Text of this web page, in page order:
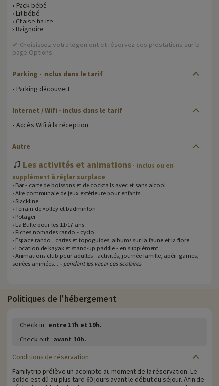
• Pack bébé
› Lit bébé
› Chaise haute
› Baignoire
✔ Choisissez votre logement et réservez ces prestations sur la
page Options
Parking - inclus dans le tarif
• Parking découvert
Internet / Wifi - inclus dans le tarif
• Accès Wifi à la réception
Autre
♫ Les activités et animations - inclus ou en
supplément à régler sur place
› Bar - carte de boissons et de cocktails avec et sans alcool
› Aire communale de jeux extérieure pour enfants
› Slackline
› Terrain de volley et badminton
› Potager
› La Bulle pour les 11/17 ans
› Fiches nomades rando - cyclo
› Espace rando : cartes et topoguides, albums sur la faune et la flore
› Location de kayak et stand-up paddle - en supplément
› Animations club pour adultes : activités, journée famille, apéri-games,
soirées animées... - pendant les vacances scolaires
Politiques de l'hébergement
Check in : entre 17h et 19h.
Check out : avant 10h.
Conditions de réservation
Familytrip prélève un acompte au moment de la réservation. Le
solde est dû au plus tard 60 jours avant le début du séjour. Afin de